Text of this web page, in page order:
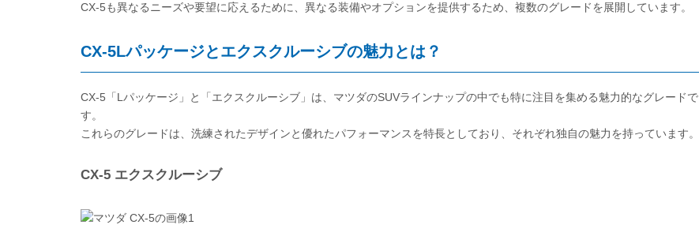
CX-5も異なるニーズや要望に応えるために、異なる装備やオプションを提供するため、複数のグレードを展開しています。
CX-5Lパッケージとエクスクルーシブの魅力とは？
CX-5「Lパッケージ」と「エクスクルーシブ」は、マツダのSUVラインナップの中でも特に注目を集める魅力的なグレードで
す。
これらのグレードは、洗練されたデザインと優れたパフォーマンスを特長としており、それぞれ独自の魅力を持っています。
CX-5 エクスクルーシブ